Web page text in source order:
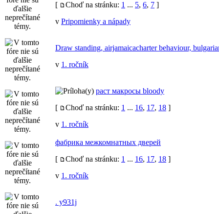
[
Choď na stránku: 1 ... 5, 6, 7 ]
v Pripomienky a nápady
Draw standing, airjamaicacharter behaviour,
v 1. ročník
раст макросы bloody
[
Choď na stránku: 1 ... 16, 17, 18 ]
v 1. ročník
фабрика межкомнатных дверей
[
Choď na stránku: 1 ... 16, 17, 18 ]
v 1. ročník
. y931j